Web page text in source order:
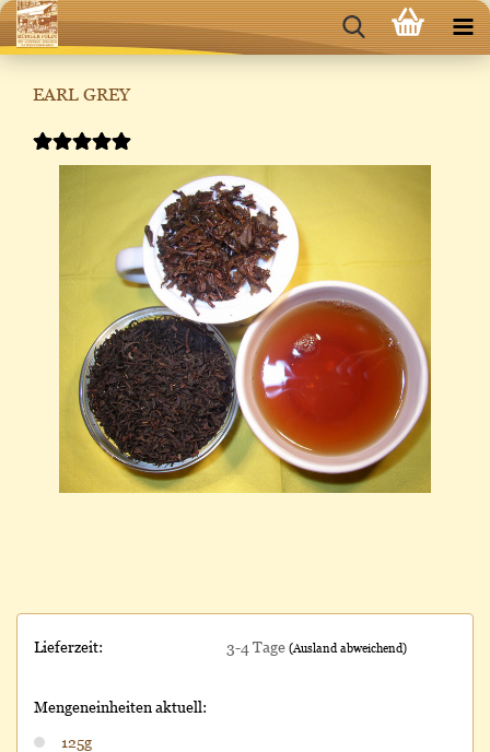
EARL GREY
Lieferzeit: 3-4 Tage (Ausland abweichend)
Mengeneinheiten aktuell:
125g